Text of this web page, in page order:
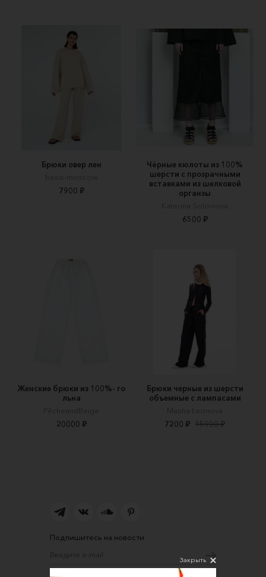
Брюки овер лен
basis-moscow
7900 ₽
Чёрные кюлоты из 100%
шерсти с прозрачными
вставками из шелковой
органзы
Katerina Soloviova
6500 ₽
Женские брюки из 100%- го
льна
PêcheandBeige
20000 ₽
Брюки черные из шерсти
объемные с лампасами
Masha Leonova
7200 ₽ 15900 ₽
Подпишитесь на новости
Закрыть